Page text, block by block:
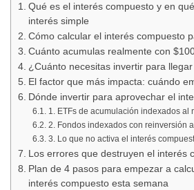
Qué es el interés compuesto y en
interés simple
Cómo calcular el interés compuesto
Cuánto acumulas realmente con
¿Cuánto necesitas invertir para
El factor que más impacta: cuándo
Dónde invertir para aprovechar el
1. ETFs de acumulación indexados al
2. Fondos indexados con reinversión
3. Lo que no activa el interés
Los errores que destruyen el interés
Plan de 4 pasos para empezar a
interés compuesto esta semana